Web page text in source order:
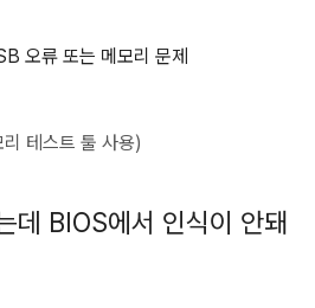
오류 또는 메모리 문제
테스트 툴 사용)
데 BIOS에서 인식이 안돼